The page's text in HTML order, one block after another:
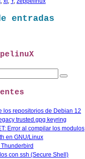
entradas
los repositorios de Debian 12
trusted.gpg keyring
Error al compilar los modulos
en GNU/Linux
con ssh (Secure Shell)